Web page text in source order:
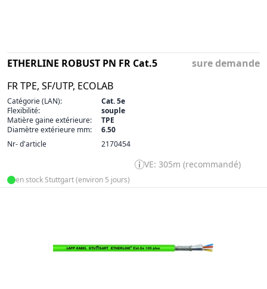
ETHERLINE ROBUST PN FR Cat.5
FR TPE, SF/UTP, ECOLAB
sure demande
Catégorie (LAN):
Cat. 5e
Flexibilité:
souple
Matière gaine extérieure:
TPE
Diamètre extérieure mm:
6.50
Nr- d'article
2170454
VE: 305m (recommandé)
en stock Stuttgart (environ 5 jours)